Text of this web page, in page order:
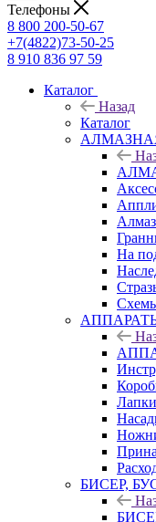
Телефоны
8 800 200-50-67
+7(4822)73-50-25
8 910 836 97 59
Каталог
Назад
Каталог
На
Лапки
БИСЕР,